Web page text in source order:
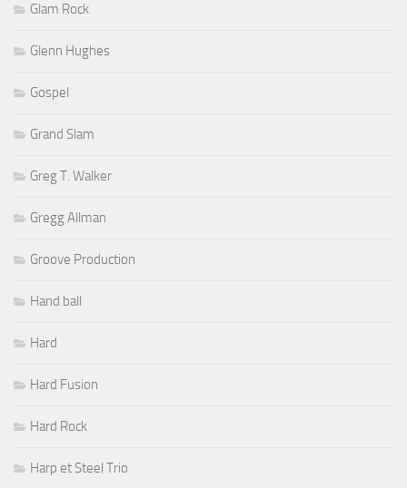
Glam Rock
Glenn Hughes
Gospel
Grand Slam
Greg T. Walker
Gregg Allman
Groove Production
Hand ball
Hard
Hard Fusion
Hard Rock
Harp et Steel Trio